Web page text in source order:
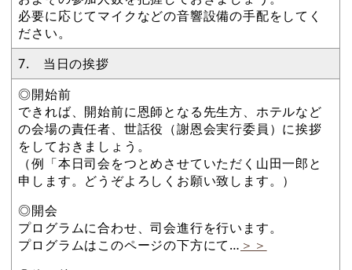
必要に応じてマイクなどの音響設備の手配をしてく
ださい。
7. 当日の挨拶
◎開始前
できれば、開始前に恩師となる先生方、ホテルなど
の会場の責任者、世話役（謝恩会実行委員）に挨拶
をしておきましょう。
（例「本日司会をつとめさせていただく山田一郎と
申します。どうぞよろしくお願い致します。）
◎開会
プログラムに合わせ、司会進行を行います。
プログラムはこのページの下方にて… ＞＞